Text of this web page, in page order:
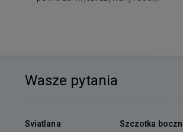
Wasze pytania
Sviatlana
Szczotka